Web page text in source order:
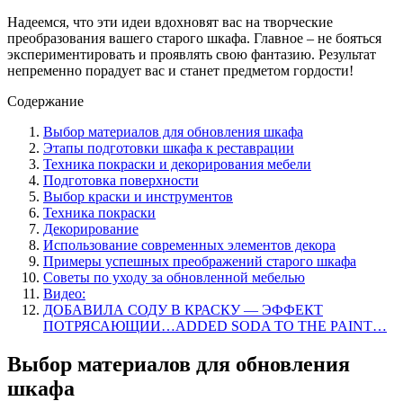
Надеемся, что эти идеи вдохновят вас на творческие
преобразования вашего старого шкафа. Главное – не бояться
экспериментировать и проявлять свою фантазию. Результат
непременно порадует вас и станет предметом гордости!
Содержание
Выбор материалов для обновления шкафа
Этапы подготовки шкафа к реставрации
Техника покраски и декорирования мебели
Подготовка поверхности
Выбор краски и инструментов
Техника покраски
Декорирование
Использование современных элементов декора
Примеры успешных преображений старого шкафа
Советы по уходу за обновленной мебелью
Видео:
ДОБАВИЛА СОДУ В КРАСКУ — ЭФФЕКТ
ПОТРЯСАЮЩИИ…ADDED SODA TO THE PAINT…
Выбор материалов для обновления
шкафа